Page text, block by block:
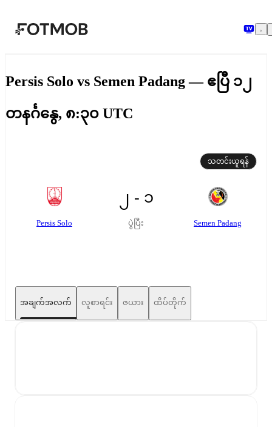
အဓိကအကြောင်းအရာသို့ ကျော်သွားရန်
Persis Solo vs Semen Padang — ဧပြီ ၁၂
တနင်္ဂနွေ, ၈:၃၀ UTC
သတင်းယူရန်
Persis Solo
၂ - ၁
ပွဲပြီး Semen Padang
အချက်အလက် လူစာရင်း ဇယား ထိပ်တိုက်